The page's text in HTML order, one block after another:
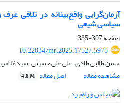
آرمان‌گرایی واقع‌بینانه در تلاقی
سیاسی شیعی
صفحه307-335
10.22034/mr.2025.17527.5975
حسن طالبی طادی، علی علی حسینی،
مشاهده مقاله
اصل مقاله 4.8 M